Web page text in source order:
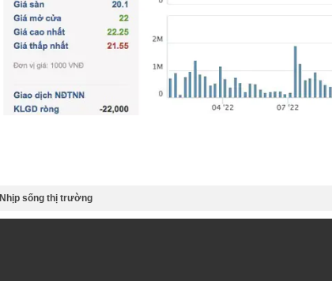
Nhịp sống thị trường